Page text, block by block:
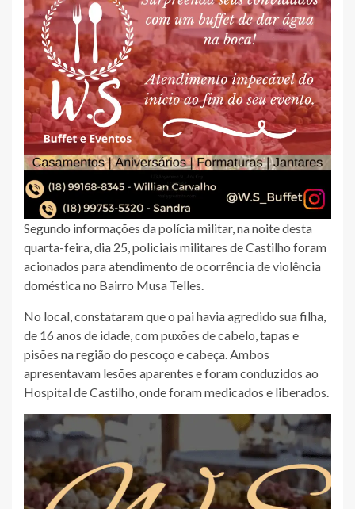
Segundo informações da polícia militar, na noite desta
quarta-feira, dia 25, policiais militares de Castilho foram
acionados para atendimento de ocorrência de violência
doméstica no Bairro Musa Telles.
No local, constataram que o pai havia agredido sua filha,
de 16 anos de idade, com puxões de cabelo, tapas e
pisões na região do pescoço e cabeça. Ambos
apresentavam lesões aparentes e foram conduzidos ao
Hospital de Castilho, onde foram medicados e liberados.